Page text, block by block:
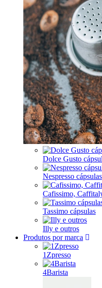
Dolce Gusto
Nespresso cápsulas
Cafissimo,
Tassimo cápsulas
Illy e outros
Produtos por marca
1Zpresso
4Barista